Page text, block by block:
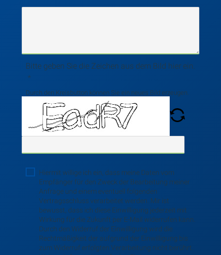
Bitte geben Sie die Zeichen aus dem Bild hier ein.
Durch den Kreisbutton können Sie ein neues Bild erzeugen.
Hiermit willige ich ein, dass meine Daten vom
Empfänger für den Zweck der Bearbeitung meiner
Anfrage und einem eventuell folgenden
Vertragsschluss verarbeitet werden. Mir ist
bewusst, dass ich diese Einwilligung jederzeit mit
Wirkung für die Zukunft per E-Mail widerrufen kann.
Durch den Widerruf der Einwilligung wird die
Rechtmäßigkeit der aufgrund der Einwilligung bis
zum Widerruf erfolgten Verarbeitung nicht berührt.